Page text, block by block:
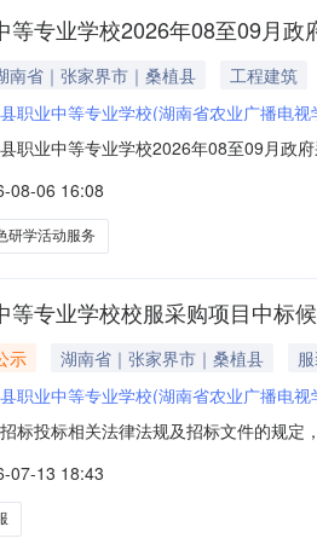
等专业学校2026年08至09月政
南省｜张家界市｜桑植县 工程建筑
职业中等专业学校(湖南省农业广播电视
职业中等专业学校2026年08至09月政
注12026年“我的韶山行”红色研学活动
08-06 16:08
研学活动服务
等专业学校校服采购项目中标
示 湖南省｜张家界市｜桑植县
职业中等专业学校(湖南省农业广播电视
标投标相关法律法规及招标文件的规
电话：0744-6666815监管部门：桑植
07-13 18:43